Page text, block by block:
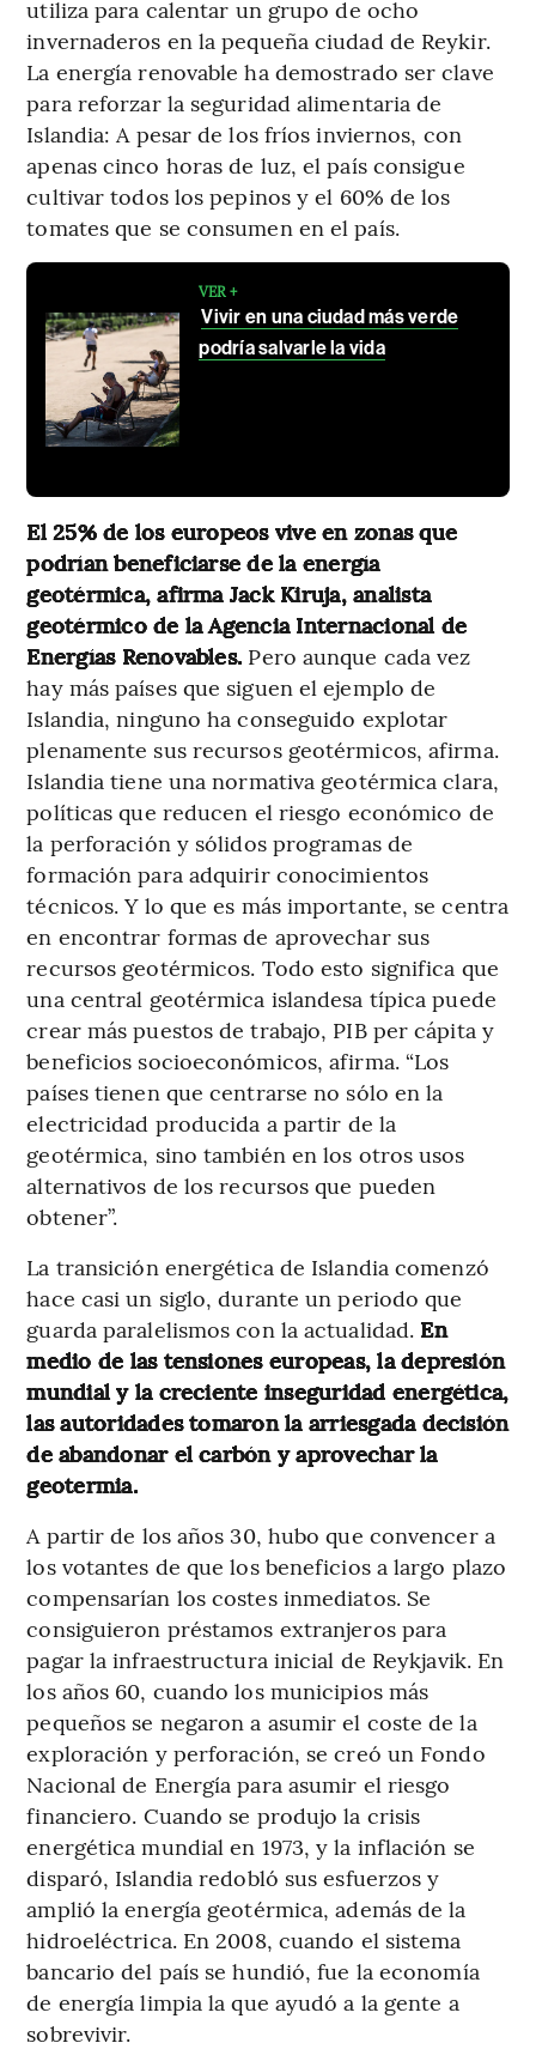
utiliza para calentar un grupo de ocho
invernaderos en la pequeña ciudad de Reykir.
La energía renovable ha demostrado ser clave
para reforzar la seguridad alimentaria de
Islandia: A pesar de los fríos inviernos, con
apenas cinco horas de luz, el país consigue
cultivar todos los pepinos y el 60% de los
tomates que se consumen en el país.
VER +
Vivir en una ciudad más verde
podría salvarle la vida
El 25% de los europeos vive en zonas que
podrían beneficiarse de la energía
geotérmica, afirma Jack Kiruja, analista
geotérmico de la Agencia Internacional de
Energías Renovables. Pero aunque cada vez
hay más países que siguen el ejemplo de
Islandia, ninguno ha conseguido explotar
plenamente sus recursos geotérmicos, afirma.
Islandia tiene una normativa geotérmica clara,
políticas que reducen el riesgo económico de
la perforación y sólidos programas de
formación para adquirir conocimientos
técnicos. Y lo que es más importante, se centra
en encontrar formas de aprovechar sus
recursos geotérmicos. Todo esto significa que
una central geotérmica islandesa típica puede
crear más puestos de trabajo, PIB per cápita y
beneficios socioeconómicos, afirma. “Los
países tienen que centrarse no sólo en la
electricidad producida a partir de la
geotérmica, sino también en los otros usos
alternativos de los recursos que pueden
obtener”.
La transición energética de Islandia comenzó
hace casi un siglo, durante un periodo que
guarda paralelismos con la actualidad. En
medio de las tensiones europeas, la depresión
mundial y la creciente inseguridad energética,
las autoridades tomaron la arriesgada decisión
de abandonar el carbón y aprovechar la
geotermia.
A partir de los años 30, hubo que convencer a
los votantes de que los beneficios a largo plazo
compensarían los costes inmediatos. Se
consiguieron préstamos extranjeros para
pagar la infraestructura inicial de Reykjavik. En
los años 60, cuando los municipios más
pequeños se negaron a asumir el coste de la
exploración y perforación, se creó un Fondo
Nacional de Energía para asumir el riesgo
financiero. Cuando se produjo la crisis
energética mundial en 1973, y la inflación se
disparó, Islandia redobló sus esfuerzos y
amplió la energía geotérmica, además de la
hidroeléctrica. En 2008, cuando el sistema
bancario del país se hundió, fue la economía
de energía limpia la que ayudó a la gente a
sobrevivir.